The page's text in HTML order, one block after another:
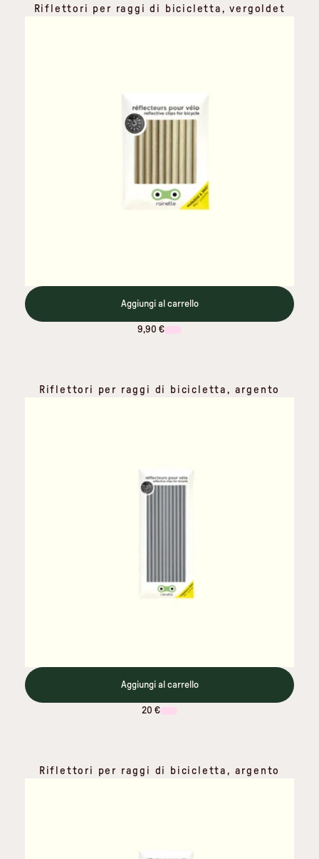
Riflettori per raggi di bicicletta, vergoldet
Aggiungi al carrello
9,90 €
Riflettori per raggi di bicicletta, argento
Aggiungi al carrello
20 €
Riflettori per raggi di bicicletta, argento